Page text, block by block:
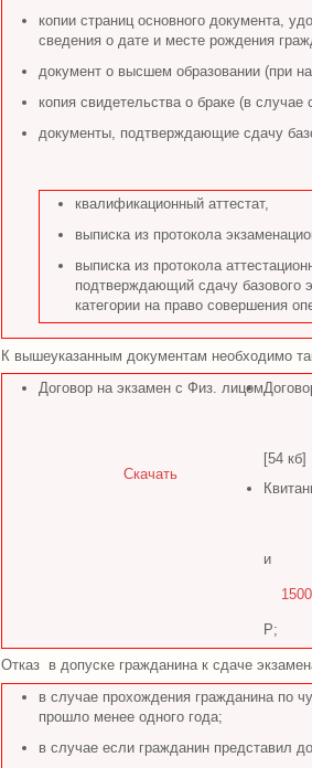
копии страниц основного документа,
сведения о дате и месте рождения
документ о высшем образовании (при
копия свидетельства о браке (в
документы, подтверждающие сдачу
квалификационный аттестат,
выписка из протокола
выписка из протокола
подтверждающий сдачу базового
категории на право совершения
К вышеуказанным документам необходимо
Договор на экзамен с Физ. лицом
Скачать
[54 кб]
и
Р;
Отказ в допуске гражданина к сдаче
в случае прохождения гражданина по
прошло менее одного года;
в случае если гражданин представил